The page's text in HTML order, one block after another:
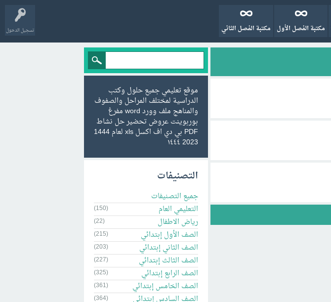
تسجيل الدخول مكتبة الفصل الأول مكتبة الفصل الثاني
موقع تعليمي جميع حلول وكتب
الدراسية لمختلف المراحل والصفوف
والمناهج ملف وورد word مفرغ
بوربوينت عروض تحضير حل نشاط
PDF بي دي اف اكسل xls لعام 1444
2023 ١٤٤٤
التصنيفات
جميع التصنيفات
التعليمي العام
(150)
رياض الاطفال (22)
الصف الأول إبتدائي (215)
الصف الثاني إبتدائي (203)
الصف الثالث إبتدائي (227)
الصف الرابع إبتدائي (325)
الصف الخامس إبتدائي (361)
الصف السادس إبتدائي (364)